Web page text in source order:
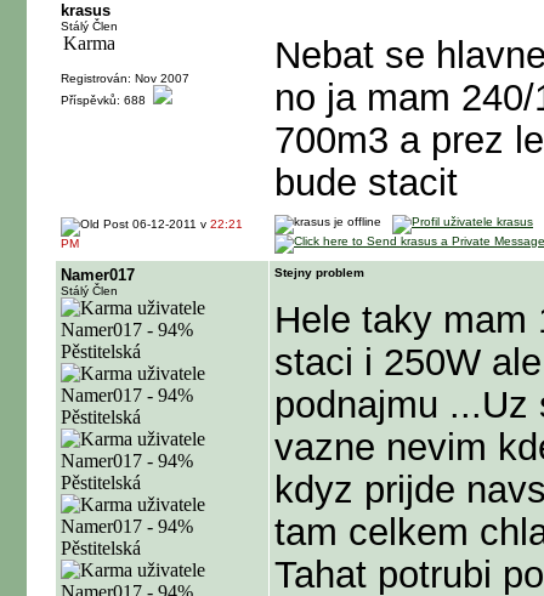
krasus
Stálý Člen
Registrován: Nov 2007
Příspěvků: 688
Nebat se
no ja mam
700m3 a prez
bude stacit
06-12-2011 v 22:21
PM
Namer017
Stálý Člen
Stejny problem
Hele taky mam
staci i 250W
podnajmu ...Uz
vazne nevim
kdyz prijde
tam celkem
Tahat potrubi